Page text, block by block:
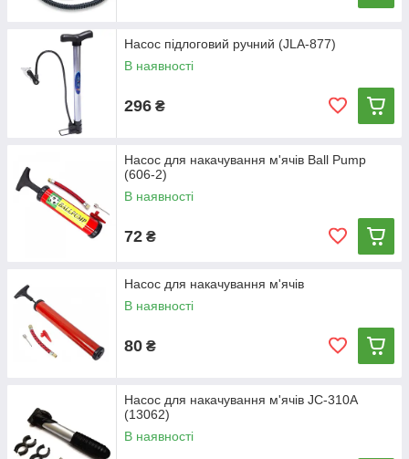
Насос підлоговий ручний (JLA-877)
В наявності
296 ₴
Насос для накачування м'ячів Ball Pump
(606-2)
В наявності
72 ₴
Насос для накачування м'ячів
В наявності
80 ₴
Насос для накачування м'ячів JC-310A
(13062)
В наявності